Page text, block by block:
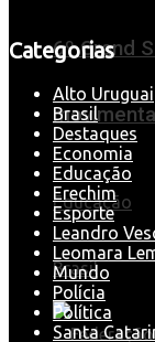
6º Grand
Educação
Brasil
Categorias
Alto Uruguai
Brasil
Destaques
Economia
Educação
Erechim
Esporte
Leandro
Leomara
Mundo
Polícia
Política
Santa